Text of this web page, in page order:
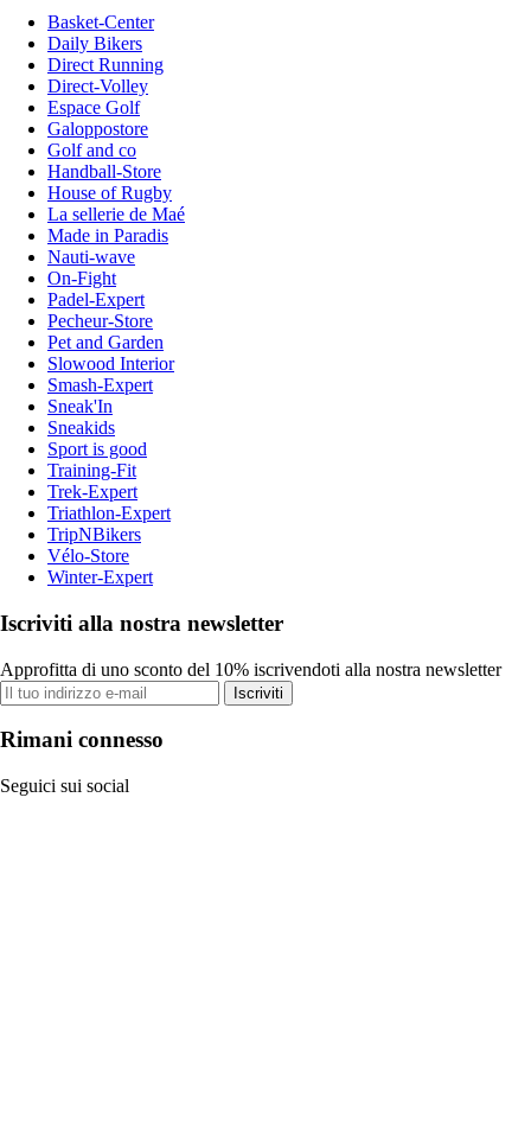
Basket-Center
Daily Bikers
Direct Running
Direct-Volley
Espace Golf
Galoppostore
Golf and co
Handball-Store
House of Rugby
La sellerie de Maé
Made in Paradis
Nauti-wave
On-Fight
Padel-Expert
Pecheur-Store
Pet and Garden
Slowood Interior
Smash-Expert
Sneak'In
Sneakids
Sport is good
Training-Fit
Trek-Expert
Triathlon-Expert
TripNBikers
Vélo-Store
Winter-Expert
Iscriviti alla nostra newsletter
Approfitta di uno sconto del 10% iscrivendoti alla nostra newsletter
Iscriviti
Rimani connesso
Seguici sui social